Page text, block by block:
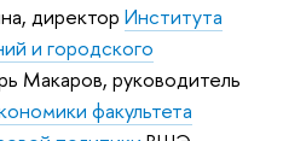
директор Института
и городского
Макаров, руководитель
факультета